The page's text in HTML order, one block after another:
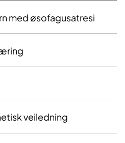
med øsofagusatresi
veiledning